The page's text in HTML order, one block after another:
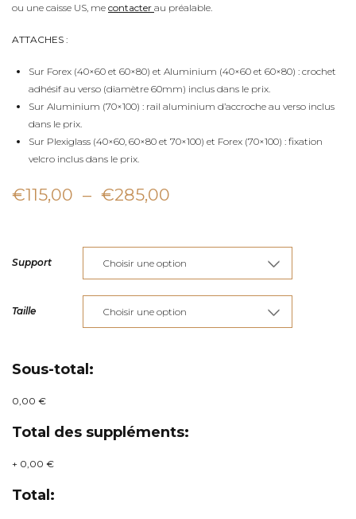
ou une caisse US, me contacter au préalable.
ATTACHES :
Sur Forex (40×60 et 60×80) et Aluminium (40×60 et 60×80) : crochet
adhésif au verso (diamètre 60mm) inclus dans le prix.
Sur Aluminium (70×100) : rail aluminium d’accroche au verso inclus
dans le prix.
Sur Plexiglass (40×60, 60×80 et 70×100) et Forex (70×100) : fixation
velcro inclus dans le prix.
€115,00 – €285,00
prix :
€115,00
à
€285,00
Support
Taille
Sous-total:
0,00 €
Total des suppléments:
+ 0,00 €
Total: